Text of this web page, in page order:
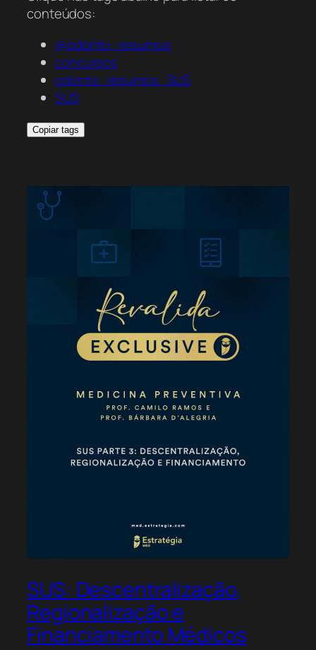
conteúdos:
@odonto_resumos
concursos
odonto_resumos_SUS
SUS
Copiar tags
SUS: Descentralização,
Regionalização e
Financiamento Médicos